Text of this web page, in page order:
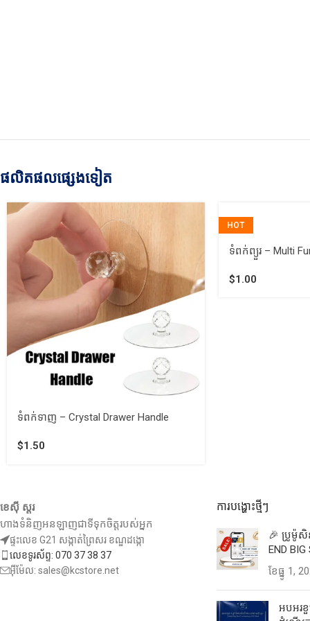
ផលិតផលផ្សេងទៀត
ទំពក់ទាញ – Crystal Drawer Handle
$1.50
HOT
ទំពក់ព្យួរ – Multi
$1.00
ខេស៊ី ស្តរ
ហាងទំនិញអនឡាញជាទីទុកចិត្តរបស់អ្នក
ផ្ទះលេខ G21 សង្កាត់ព្រៃសរ ខណ្ឌដង្កោ
លេខទូរស័ព្ទ: 070 37 38 37
អ៊ីម៉ែល: sales@kcstore.net
ការបង្ហោះថ្មីៗ
🎉 ប្រូម៉ូសិ
END
ខែ​ធ្នូ 1,
អបអរខួ